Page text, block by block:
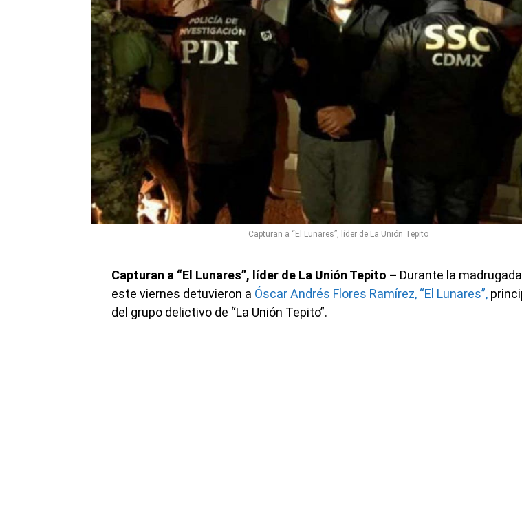
Capturan a “El Lunares”, líder de La Unión Tepito
Capturan a “El Lunares”, líder de La Unión Tepito – Durante la
este viernes detuvieron a Óscar Andrés Flores Ramírez, “El Lunares”,
del grupo delictivo de “La Unión Tepito”.